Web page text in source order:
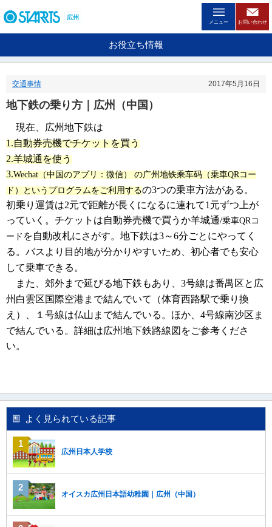
ー
移
た
リ
ン
で
。
ダ
し
ま
す
し
す
に
広州
メニュー お問い合わせ
お役立ち情報
交通事情 2017年5月16日
地下鉄の乗り方｜広州（中国）
現在、広州地下鉄は
1.自動券売機でチケットを買う
2.羊城通を使う
3.Wechat （中国 のアプリ： 微信） の广州地铁乘车码（乗車QRコー
ド ） というプログラムをご利用するの3つの乗車方法がある。
初乗り運賃は2元で距離が長くになるに連れて1元ずつ上が
っていく。チケットは自動券売機で買うか羊城通/乗車QRコ
ード を自動改札にさがす。地下鉄は3～6分ごとにやってく
る。バスより目的地が分かりやすいため、初心者でも安心
して乗車できる。
また、郊外まで延びる地下鉄もあり、3号線は番禺区と広
州白雲区国際空港まで結んでいて
（体育西路駅で乗り換
え）
、１ 号線は仏山まで結んでいる。 ほか、4号線南沙区ま
で結んでいる。 詳細は広州地下鉄路線図をご参考くださ
い。
よく見られている記事
広州日本人学校
オイスカ広州日本語幼稚園｜広州（中国）